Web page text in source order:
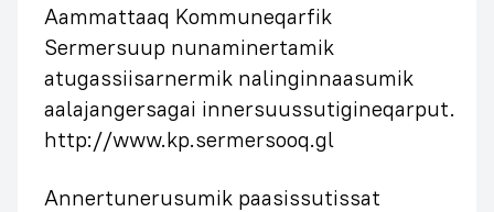
Aammattaaq Kommuneqarfik
Sermersuup nunaminertamik
atugassiisarnermik nalinginnaasumik
aalajangersagai innersuussutigineqarput.
http://www.kp.sermersooq.gl
Annertunerusumik paasissutissat